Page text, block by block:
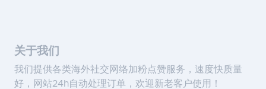
关于我们
我们提供各类海外社交网络加粉点赞服务，速度快质量
好，网站24h自动处理订单，欢迎新老客户使用！